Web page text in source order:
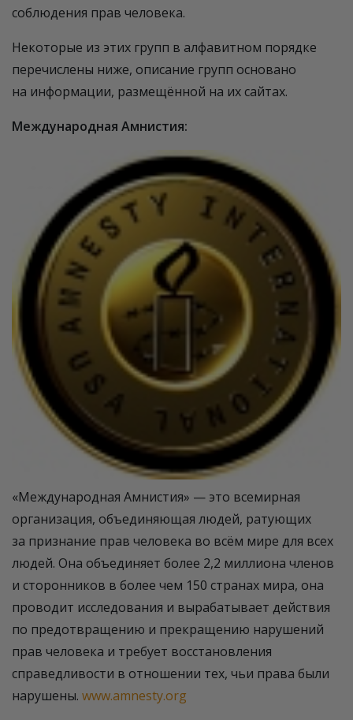
соблюдения прав человека.
Некоторые из этих групп в алфавитном порядке
перечислены ниже, описание групп основано
на информации, размещённой на их сайтах.
Международная Амнистия:
«Международная Амнистия» — это всемирная
организация, объединяющая людей, ратующих
за признание прав человека во всём мире для всех
людей. Она объединяет более 2,2 миллиона членов
и сторонников в более чем 150 странах мира, она
проводит исследования и вырабатывает действия
по предотвращению и прекращению нарушений
прав человека и требует восстановления
справедливости в отношении тех, чьи права были
нарушены. www.amnesty.org